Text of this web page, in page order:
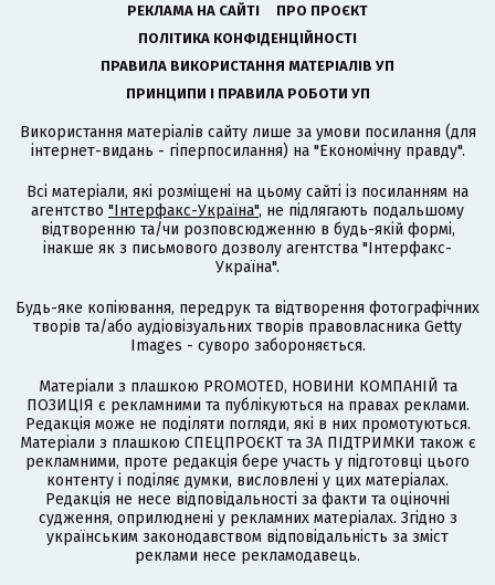
РЕКЛАМА НА САЙТІ
ПРО ПРОЄКТ
ПОЛІТИКА КОНФІДЕНЦІЙНОСТІ
ПРАВИЛА ВИКОРИСТАННЯ МАТЕРІАЛІВ УП
ПРИНЦИПИ І ПРАВИЛА РОБОТИ УП
Використання матеріалів сайту лише за умови посилання (для
інтернет-видань - гіперпосилання) на "Економічну правду".
Всі матеріали, які розміщені на цьому сайті із посиланням на
агентство "Інтерфакс-Україна", не підлягають подальшому
відтворенню та/чи розповсюдженню в будь-якій формі,
інакше як з письмового дозволу агентства "Інтерфакс-
Україна".
Будь-яке копіювання, передрук та відтворення фотографічних
творів та/або аудіовізуальних творів правовласника Getty
Images - суворо забороняється.
Матеріали з плашкою PROMOTED, НОВИНИ КОМПАНІЙ та
ПОЗИЦІЯ є рекламними та публікуються на правах реклами.
Редакція може не поділяти погляди, які в них промотуються.
Матеріали з плашкою СПЕЦПРОЄКТ та ЗА ПІДТРИМКИ також є
рекламними, проте редакція бере участь у підготовці цього
контенту і поділяє думки, висловлені у цих матеріалах.
Редакція не несе відповідальності за факти та оціночні
судження, оприлюднені у рекламних матеріалах. Згідно з
українським законодавством відповідальність за зміст
реклами несе рекламодавець.